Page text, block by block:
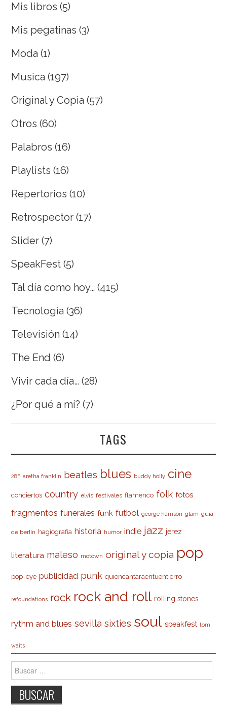
Mis libros (5)
Mis pegatinas (3)
Moda (1)
Musica (197)
Original y Copia (57)
Otros (60)
Palabros (16)
Playlists (16)
Repertorios (10)
Retrospector (17)
Slider (7)
SpeakFest (5)
Tal día como hoy… (415)
Tecnología (36)
Televisión (14)
The End (6)
Vivir cada día… (28)
¿Por qué a mí? (7)
TAGS
28F aretha franklin beatles blues buddy holly cine
conciertos country elvis festivales flamenco folk fotos
fragmentos funerales funk futbol george harrison glam guía
de berlín hagiografia historia humor indie jazz jerez
literatura maleso motown original y copia pop
pop-eye publicidad punk quiencantaraentuentierro
refoundations rock rock and roll rolling stones
rythm and blues sevilla sixties soul speakfest tom
waits
Buscar: